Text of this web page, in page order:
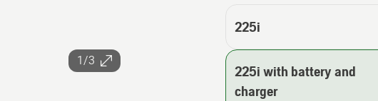
1/3
225i
225i with battery and
charger